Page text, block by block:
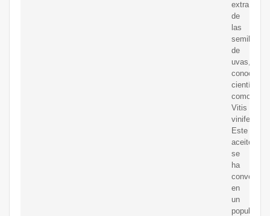
extraído
de
las
semillas
de
uvas,
conocidas
como
Vitis
vinifera.
Este
aceite
se
ha
convertido
en
un
popular